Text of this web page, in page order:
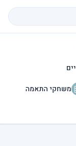
משחקי התאמה